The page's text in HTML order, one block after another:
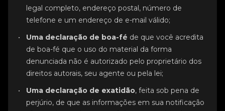
legal completo, endereço postal, número de
telefone e um endereço de e-mail válido;
Uma declaração de boa-fé de que você acredita
de boa-fé que o uso do material da forma
denunciada não é autorizado pelo proprietário dos
direitos autorais, seu agente ou pela lei;
Uma declaração de exatidão, feita sob pena de
perjúrio, de que as informações em sua notificação